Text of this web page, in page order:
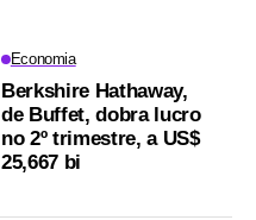
Economia
Berkshire Hathaway,
de Buffet, dobra lucro
no 2º trimestre, a US$
25,667 bi